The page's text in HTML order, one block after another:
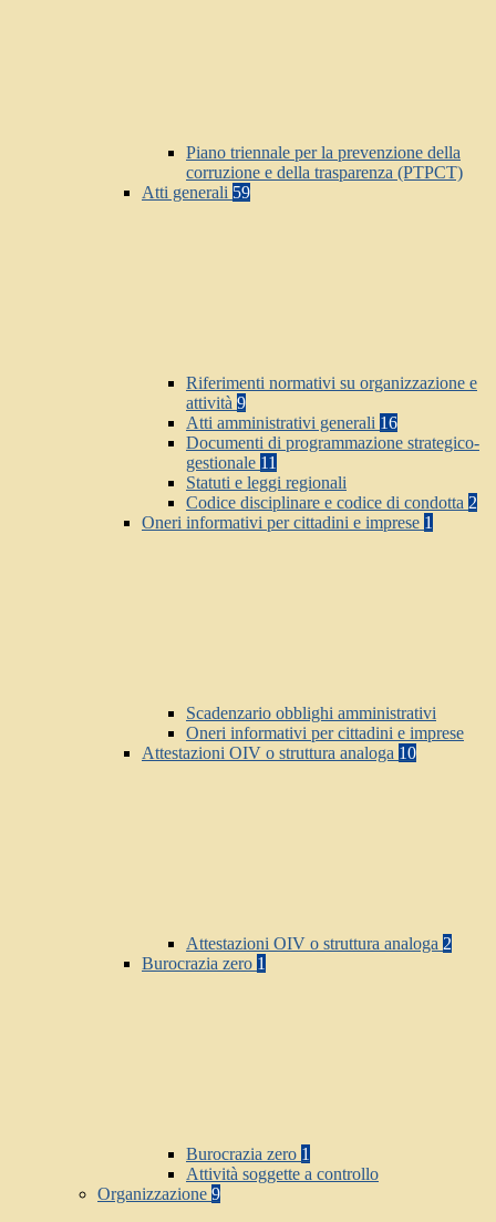
Piano triennale per la prevenzione della
corruzione e della trasparenza (PTPCT)
Atti generali 59
Riferimenti normativi su organizzazione e
attività 9
Atti amministrativi generali 16
Documenti di programmazione strategico-
gestionale 11
Statuti e leggi regionali
Codice disciplinare e codice di condotta 2
Oneri informativi per cittadini e imprese 1
Scadenzario obblighi amministrativi
Oneri informativi per cittadini e imprese
Attestazioni OIV o struttura analoga 10
Attestazioni OIV o struttura analoga 2
Burocrazia zero 1
Burocrazia zero 1
Attività soggette a controllo
Organizzazione 9